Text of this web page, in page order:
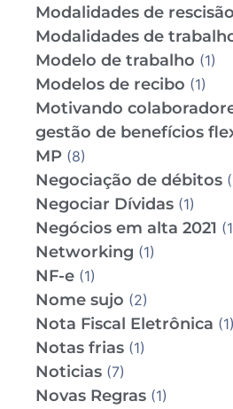
Modalidades de rescisão
Modalidades de
Modelo de trabalho (1)
Modelos de recibo (1)
Motivando
gestão de benefícios
MP (8)
Negociação de débitos
Negociar Dívidas (1)
Negócios em alta 2021
Networking (1)
NF-e (1)
Nome sujo (2)
Nota Fiscal Eletrônica (1)
Notas frias (1)
Noticias (7)
Novas Regras (1)